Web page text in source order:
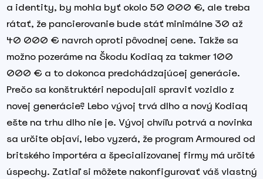
a identity, by mohla byť okolo 50 000 €, ale treba
rátať, že pancierovanie bude stáť minimálne 30 až
40 000 € navrch oproti pôvodnej cene. Takže sa
možno pozeráme na Škodu Kodiaq za takmer 100
000 € a to dokonca predchádzajúcej generácie.
Prečo sa konštruktéri nepodujali spraviť vozidlo z
novej generácie? Lebo vývoj trvá dlho a nový Kodiaq
ešte na trhu dlho nie je. Vývoj chvíľu potrvá a novinka
sa určite objaví, lebo vyzerá, že program Armoured od
britského importéra a špecializovanej firmy má určité
úspechy. Zatiaľ si môžete nakonfigurovať váš vlastný